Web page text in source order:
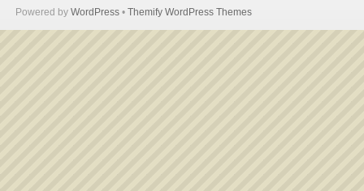
Powered by WordPress • Themify WordPress Themes